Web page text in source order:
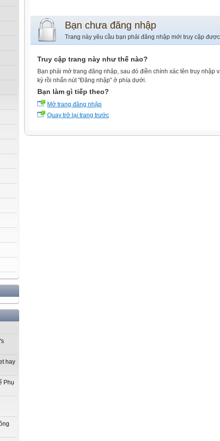
hay
Phụ
Bạn chưa đăng nhập
Trang này yêu cầu bạn phải đăng nhập mới truy cập
Truy cập trang này như thế nào?
Bạn phải mở trang đăng nhập, sau đó điền chính xác tên truy nhập
ký rồi nhấn nút "Đăng nhập" ở phía dưới.
Bạn làm gì tiếp theo?
Mở trang đăng nhập
Quay trở lại trang trước